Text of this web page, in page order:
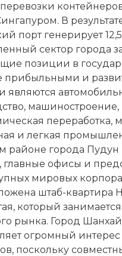
. В
портгенерирует
сектор города
позиции в
прибыльными и
являются
машиностроение,
переработка,
и легкая
районе города Пудун
офисы и
мировых
штаб-квартира
который
рынка. Город Шанхай
огромный интерес
поскольку